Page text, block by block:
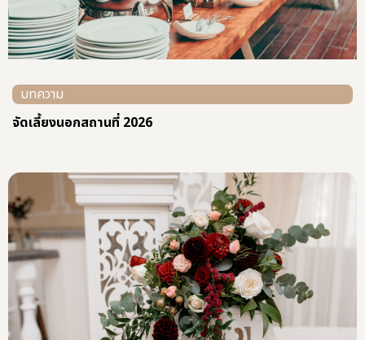
บทความ
จัดเลี้ยงนอกสถานที่ 2026